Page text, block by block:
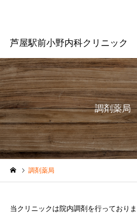
芦屋駅前小野内科クリニック
調剤薬局
調剤薬局
当クリニックは院内調剤を行っており